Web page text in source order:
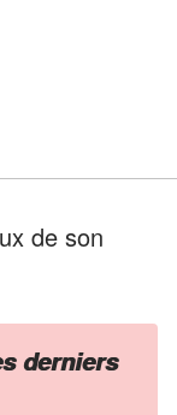
de son
derniers